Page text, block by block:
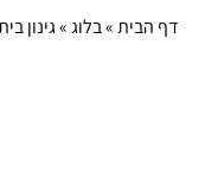
דף הבית»בלוג»גינון ביתי ב-2025: האם זה